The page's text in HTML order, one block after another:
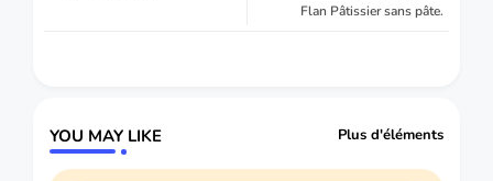
Flan Pâtissier sans pâte.
YOU MAY LIKE Plus d'éléments